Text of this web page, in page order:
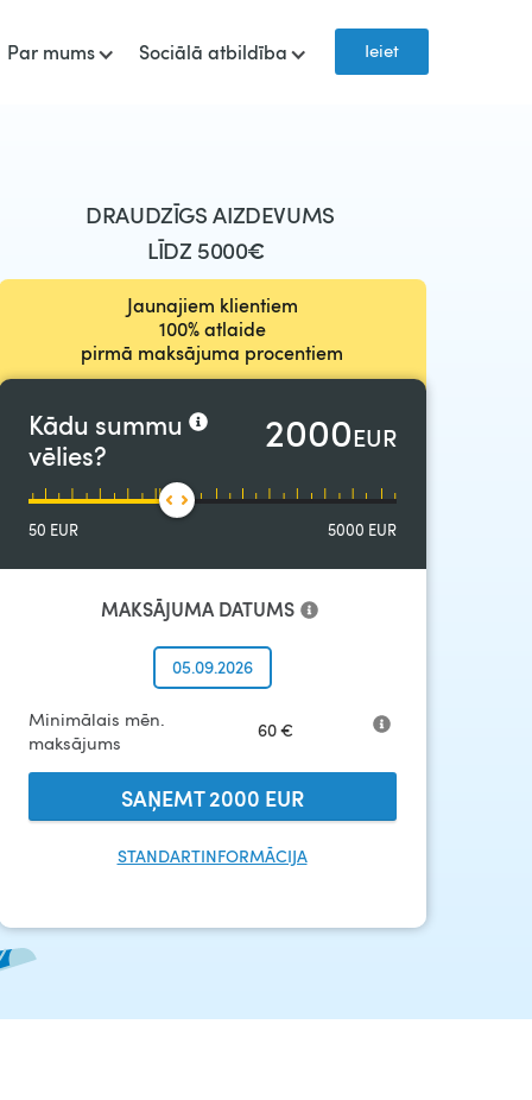
Par mums Sociālā atbildība Ieiet
DRAUDZĪGS AIZDEVUMS
LĪDZ 5000€
Jaunajiem klientiem
100% atlaide
pirmā maksājuma procentiem
Kādu summu
vēlies?
2000EUR
50 EUR 5000 EUR
MAKSĀJUMA DATUMS
05.09.2026
Minimālais mēn.
maksājums
60€
SAŅEMT2000 EUR
STANDARTINFORMĀCIJA